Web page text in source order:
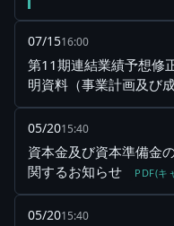
07/1516:00
第11期連結業績予想修
明資料（事業計画及び
05/2015:40
資本金及び資本準備金
関するお知らせ
PDF(キ
05/2015:40